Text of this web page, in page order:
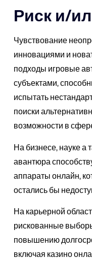
Риск и/
Чувствование
инновациями и
подходы игровые
субъектами,
испытать
поиски
возможности в
На бизнесе, науке а
авантюра
аппараты онлайн,
остались бы
На карьерной
рискованные
повышению
включая казино